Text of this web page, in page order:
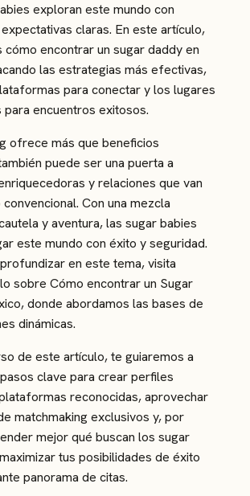
exploran este mundo con
claras. En este artículo,
encontrar un sugar daddy en
las estrategias más efectivas,
para conectar y los lugares
para encuentros exitosos.
ofrece más que beneficios
puede ser una puerta a
y relaciones que van
Con una mezcla
y aventura, las sugar babies
este mundo con éxito y seguridad.
en este tema, visita
sobreCómo encontrar un Sugar
, donde abordamos las bases de
dinámicas.
de este artículo, te guiaremos a
clave para crear perfiles
reconocidas, aprovechar
matchmaking exclusivos y, por
mejor qué buscan los sugar
tus posibilidades de éxito
panorama de citas.